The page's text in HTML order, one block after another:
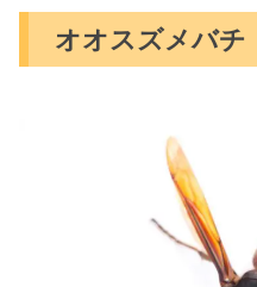
オオスズメバチ